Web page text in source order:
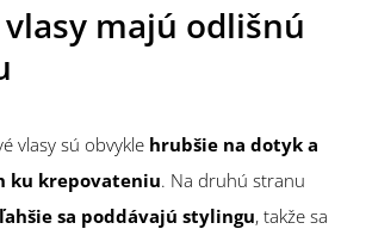
vlasy majú odlišnú
vlasy sú obvykle hrubšie na dotyk a
ku krepovateniu. Na druhú stranu
sa poddávajú stylingu, takže sa